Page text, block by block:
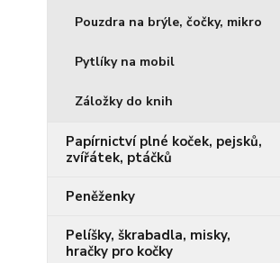
Pouzdra na brýle, čočky, mikro
Pytlíky na mobil
Záložky do knih
Papírnictví plné koček, pejsků,
zvířátek, ptáčků
Peněženky
Pelíšky, škrabadla, misky,
hračky pro kočky